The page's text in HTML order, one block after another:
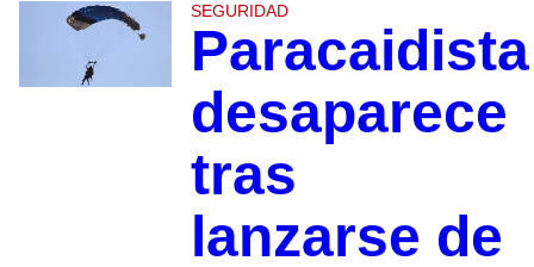
SEGURIDAD
Paracaidista
desaparece
tras
lanzarse de